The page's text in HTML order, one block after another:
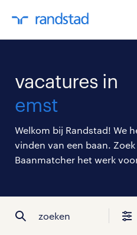
vacatures in
emst
Welkom bij Randstad! We
vinden van een baan.
Baanmatcher het werk
zoeken